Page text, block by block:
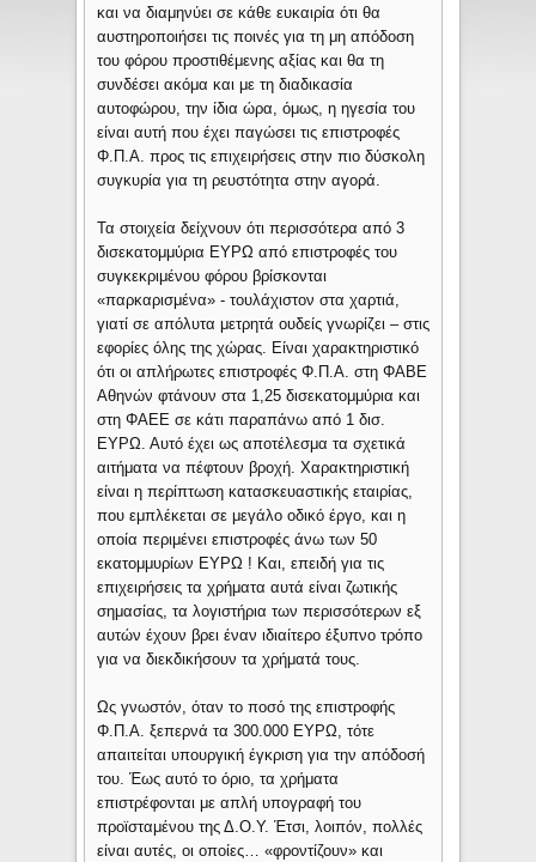
και να διαμηνύει σε κάθε ευκαιρία ότι θα
αυστηροποιήσει τις ποινές για τη μη απόδοση
του φόρου προστιθέμενης αξίας και θα τη
συνδέσει ακόμα και με τη διαδικασία
αυτοφώρου, την ίδια ώρα, όμως, η ηγεσία του
είναι αυτή που έχει παγώσει τις επιστροφές
Φ.Π.Α. προς τις επιχειρήσεις στην πιο δύσκολη
συγκυρία για τη ρευστότητα στην αγορά.
Τα στοιχεία δείχνουν ότι περισσότερα από 3
δισεκατομμύρια ΕΥΡΩ από επιστροφές του
συγκεκριμένου φόρου βρίσκονται
«παρκαρισμένα» - τουλάχιστον στα χαρτιά,
γιατί σε απόλυτα μετρητά ουδείς γνωρίζει – στις
εφορίες όλης της χώρας. Είναι χαρακτηριστικό
ότι οι απλήρωτες επιστροφές Φ.Π.Α. στη ΦΑΒΕ
Αθηνών φτάνουν στα 1,25 δισεκατομμύρια και
στη ΦΑΕΕ σε κάτι παραπάνω από 1 δισ.
ΕΥΡΩ. Αυτό έχει ως αποτέλεσμα τα σχετικά
αιτήματα να πέφτουν βροχή. Χαρακτηριστική
είναι η περίπτωση κατασκευαστικής εταιρίας,
που εμπλέκεται σε μεγάλο οδικό έργο, και η
οποία περιμένει επιστροφές άνω των 50
εκατομμυρίων ΕΥΡΩ ! Και, επειδή για τις
επιχειρήσεις τα χρήματα αυτά είναι ζωτικής
σημασίας, τα λογιστήρια των περισσότερων εξ
αυτών έχουν βρει έναν ιδιαίτερο έξυπνο τρόπο
για να διεκδικήσουν τα χρήματά τους.
Ως γνωστόν, όταν το ποσό της επιστροφής
Φ.Π.Α. ξεπερνά τα 300.000 ΕΥΡΩ, τότε
απαιτείται υπουργική έγκριση για την απόδοσή
του. Έως αυτό το όριο, τα χρήματα
επιστρέφονται με απλή υπογραφή του
προϊσταμένου της Δ.Ο.Υ. Έτσι, λοιπόν, πολλές
είναι αυτές, οι οποίες… «φροντίζουν» και